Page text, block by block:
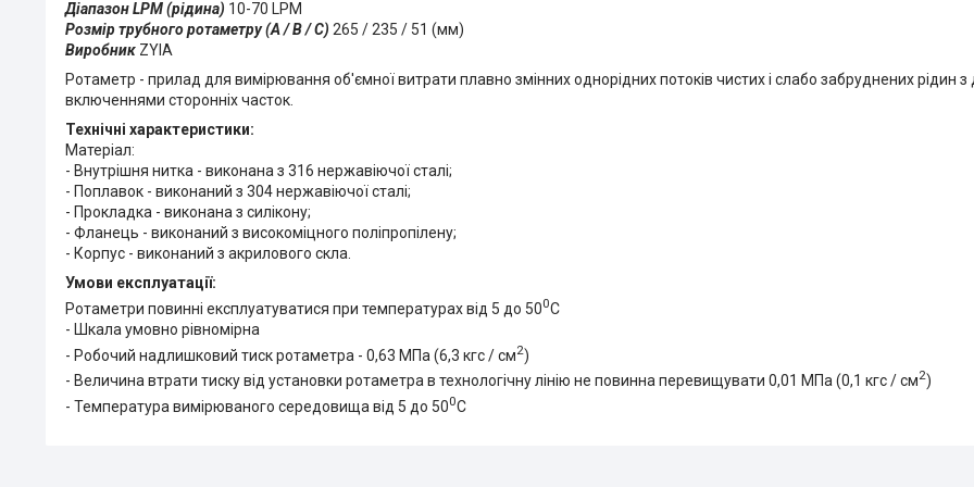
Діапазон LPM (рідина) 10-70 LPM
Розмір трубного ротаметру (А / В / С) 265 / 235 / 51 (мм)
Виробник ZYIA
Ротаметр - прилад для вимірювання об'ємної витрати плавно змінних однорідних потоків чистих і слабо забруднених рідин
включеннями сторонніх часток.
Технічні характеристики:
Матеріал:
- Внутрішня нитка - виконана з 316 нержавіючої сталі;
- Поплавок - виконаний з 304 нержавіючої сталі;
- Прокладка - виконана з силікону;
- Фланець - виконаний з високоміцного поліпропілену;
- Корпус - виконаний з акрилового скла.
Умови експлуатації:
Ротаметри повинні експлуатуватися при температурах від 5 до 500С
- Шкала умовно рівномірна
- Робочий надлишковий тиск ротаметра - 0,63 МПа (6,3 кгс / см2)
- Величина втрати тиску від установки ротаметра в технологічну лінію не повинна перевищувати 0,01 МПа (0,1 кгс / см2)
- Температура вимірюваного середовища від 5 до 500С